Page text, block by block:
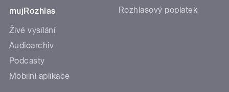
mujRozhlas
Živé vysílání
Audioarchiv
Podcasty
Mobilní aplikace
Rozhlasový poplatek